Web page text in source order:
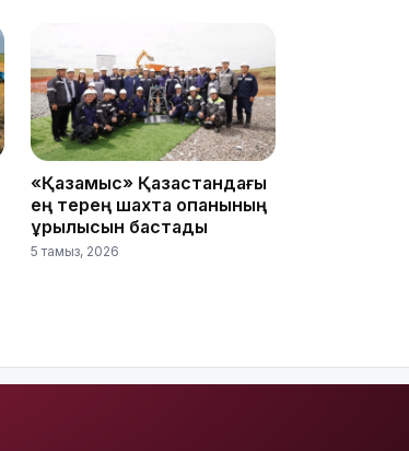
«Қазақмыс» Қазақстандағы
ең терең шахта оқпанының
құрылысын бастады
5 тамыз, 2026